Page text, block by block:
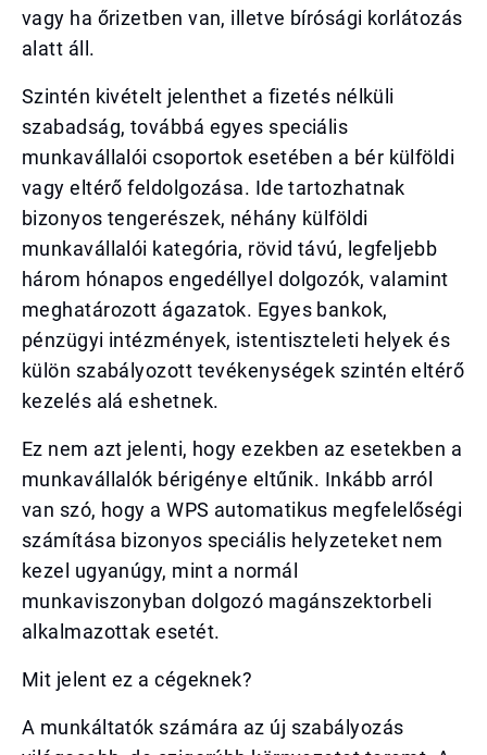
vagy ha őrizetben van, illetve bírósági korlátozás
alatt áll.
Szintén kivételt jelenthet a fizetés nélküli
szabadság, továbbá egyes speciális
munkavállalói csoportok esetében a bér külföldi
vagy eltérő feldolgozása. Ide tartozhatnak
bizonyos tengerészek, néhány külföldi
munkavállalói kategória, rövid távú, legfeljebb
három hónapos engedéllyel dolgozók, valamint
meghatározott ágazatok. Egyes bankok,
pénzügyi intézmények, istentiszteleti helyek és
külön szabályozott tevékenységek szintén eltérő
kezelés alá eshetnek.
Ez nem azt jelenti, hogy ezekben az esetekben a
munkavállalók bérigénye eltűnik. Inkább arról
van szó, hogy a WPS automatikus megfelelőségi
számítása bizonyos speciális helyzeteket nem
kezel ugyanúgy, mint a normál
munkaviszonyban dolgozó magánszektorbeli
alkalmazottak esetét.
Mit jelent ez a cégeknek?
A munkáltatók számára az új szabályozás